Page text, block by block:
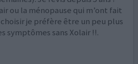
ou la ménopause qui m’ont fait
je préfère être un peu plus
symptômes sans Xolair !!.